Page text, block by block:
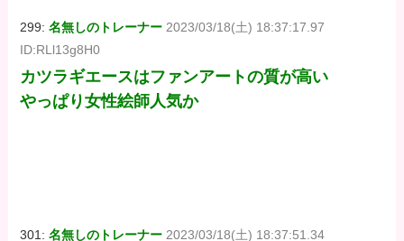
299:名無しのトレーナー 2023/03/18(土) 18:37:17.97
ID:RLl13g8H0
カツラギエースはファンアートの質が高い
やっぱり女性絵師人気か
301:名無しのトレーナー 2023/03/18(土) 18:37:51.34